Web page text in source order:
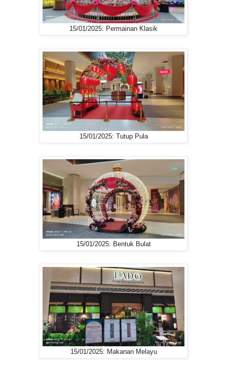
15/01/2025: Permainan Klasik
15/01/2025: Tutup Pula
15/01/2025: Bentuk Bulat
15/01/2025: Makanan Melayu